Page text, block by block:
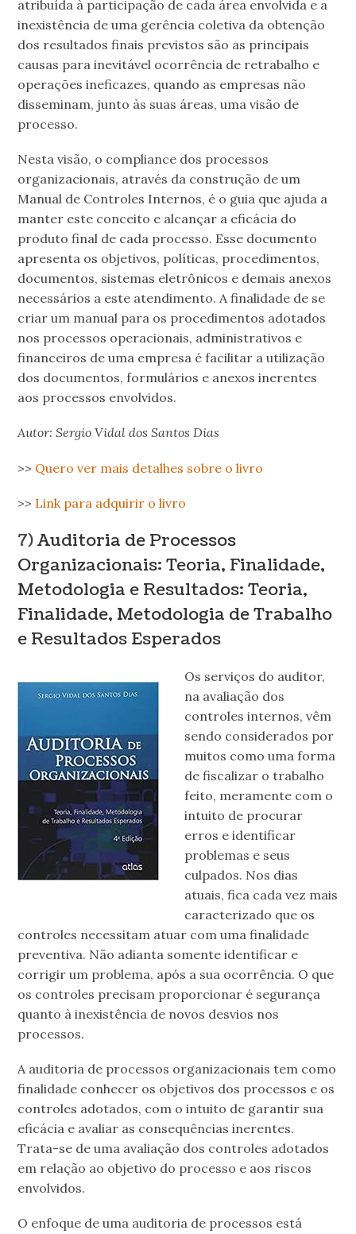
atribuída à participação de cada área envolvida e a
inexistência de uma gerência coletiva da obtenção
dos resultados finais previstos são as principais
causas para inevitável ocorrência de retrabalho e
operações ineficazes, quando as empresas não
disseminam, junto às suas áreas, uma visão de
processo.
Nesta visão, o compliance dos processos
organizacionais, através da construção de um
Manual de Controles Internos, é o guia que ajuda a
manter este conceito e alcançar a eficácia do
produto final de cada processo. Esse documento
apresenta os objetivos, políticas, procedimentos,
documentos, sistemas eletrônicos e demais anexos
necessários a este atendimento. A finalidade de se
criar um manual para os procedimentos adotados
nos processos operacionais, administrativos e
financeiros de uma empresa é facilitar a utilização
dos documentos, formulários e anexos inerentes
aos processos envolvidos.
Autor: Sergio Vidal dos Santos Dias
>> Quero ver mais detalhes sobre o livro
>> Link para adquirir o livro
7)Auditoria de Processos
Organizacionais: Teoria, Finalidade,
Metodologia e Resultados: Teoria,
Finalidade, Metodologia de Trabalho
e Resultados Esperados
Os serviços do auditor,
na avaliação dos
controles internos, vêm
sendo considerados por
muitos como uma forma
de fiscalizar o trabalho
feito, meramente com o
intuito de procurar
erros e identificar
problemas e seus
culpados. Nos dias
atuais, fica cada vez mais
caracterizado que os
controles necessitam atuar com uma finalidade
preventiva. Não adianta somente identificar e
corrigir um problema, após a sua ocorrência. O que
os controles precisam proporcionar é segurança
quanto à inexistência de novos desvios nos
processos.
A auditoria de processos organizacionais tem como
finalidade conhecer os objetivos dos processos e os
controles adotados, com o intuito de garantir sua
eficácia e avaliar as consequências inerentes.
Trata-se de uma avaliação dos controles adotados
em relação ao objetivo do processo e aos riscos
envolvidos.
O enfoque de uma auditoria de processos está